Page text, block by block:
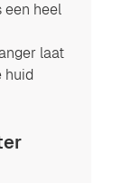
een heel
laat
huid